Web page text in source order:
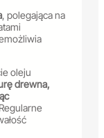
, polegająca na
oleju
drewna,
Regularne